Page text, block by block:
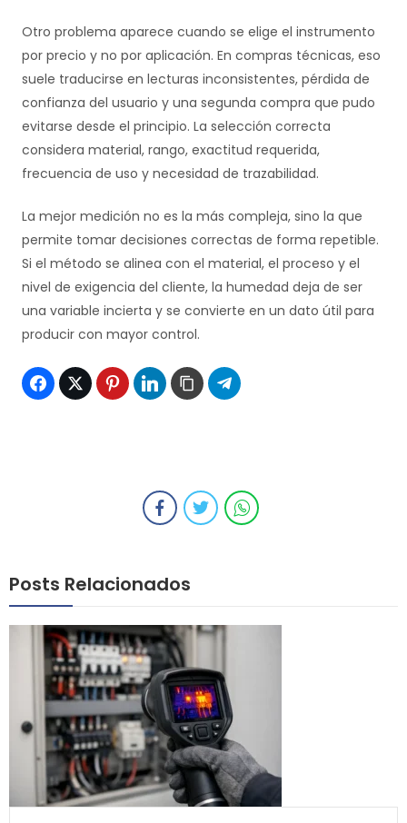
Otro problema aparece cuando se elige el instrumento
por precio y no por aplicación. En compras técnicas, eso
suele traducirse en lecturas inconsistentes, pérdida de
confianza del usuario y una segunda compra que pudo
evitarse desde el principio. La selección correcta
considera material, rango, exactitud requerida,
frecuencia de uso y necesidad de trazabilidad.
La mejor medición no es la más compleja, sino la que
permite tomar decisiones correctas de forma repetible.
Si el método se alinea con el material, el proceso y el
nivel de exigencia del cliente, la humedad deja de ser
una variable incierta y se convierte en un dato útil para
producir con mayor control.
Posts Relacionados